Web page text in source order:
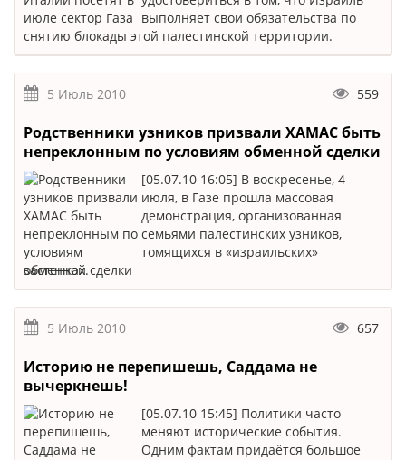
выполняет свои обязательства по
снятию блокады этой палестинской территории.
5 Июль 2010 559
Родственники узников призвали ХАМАС быть
непреклонным по условиям обменной сделки
[05.07.10 16:05] В воскресенье, 4
июля, в Газе прошла массовая
демонстрация, организованная
семьями палестинских узников,
томящихся в «израильских»
застенках.
5 Июль 2010 657
Историю не перепишешь, Саддама не
вычеркнешь!
[05.07.10 15:45] Политики часто
меняют исторические события.
Одним фактам придаётся большое